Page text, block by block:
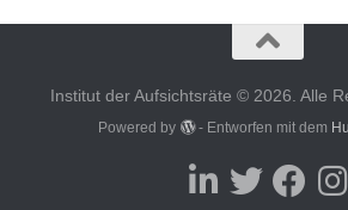
Institut der Aufsichtsräte © 2026. Alle
Powered by - Entworfen mit dem